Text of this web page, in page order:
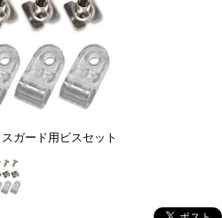
ガード用ビスセット